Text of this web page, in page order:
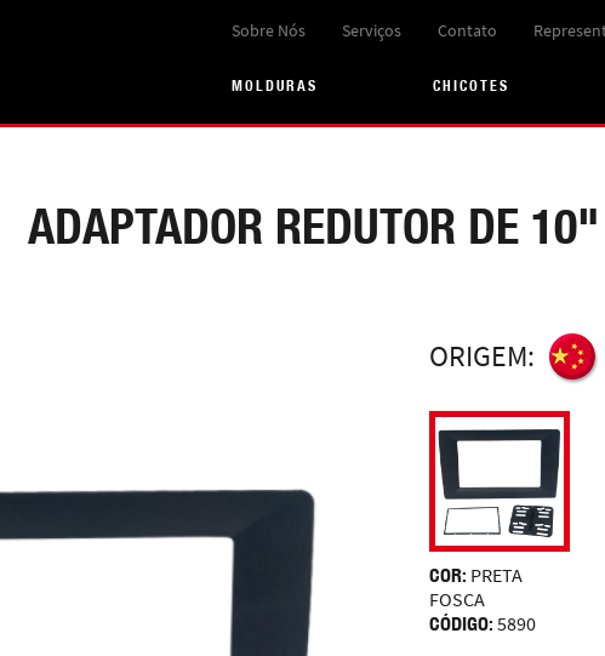
Sobre Nós Serviços Contato
MOLDURAS CHICOTES
ADAPTADOR REDUTOR DE
ORIGEM:
COR: PRETA
FOSCA
CÓDIGO: 5890